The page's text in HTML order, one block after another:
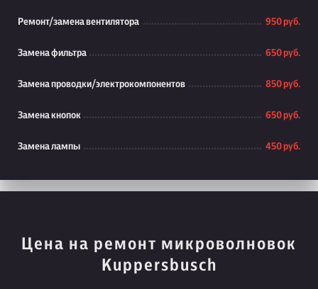
Ремонт/замена вентилятора 950 руб.
Замена фильтра 650 руб.
Замена проводки/электрокомпонентов 850 руб.
Замена кнопок 650 руб.
Замена лампы 450 руб.
Цена на ремонт микроволновок
Kuppersbusch